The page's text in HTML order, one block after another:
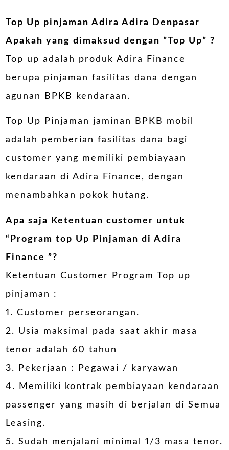
Top Up pinjaman Adira Adira Denpasar
Apakah yang dimaksud dengan ”Top Up” ?
Top up adalah produk Adira Finance
berupa pinjaman fasilitas dana dengan
agunan BPKB kendaraan.
Top Up Pinjaman jaminan BPKB mobil
adalah pemberian fasilitas dana bagi
customer yang memiliki pembiayaan
kendaraan di Adira Finance, dengan
menambahkan pokok hutang.
Apa saja Ketentuan customer untuk
“ Program top Up Pinjaman di Adira
Finance ”?
Ketentuan Customer Program Top up
pinjaman :
1. Customer perseorangan.
2. Usia maksimal pada saat akhir masa
tenor adalah 60 tahun
3. Pekerjaan : Pegawai / karyawan
4. Memiliki kontrak pembiayaan kendaraan
passenger yang masih di berjalan di Semua
Leasing.
5. Sudah menjalani minimal 1/3 masa tenor.